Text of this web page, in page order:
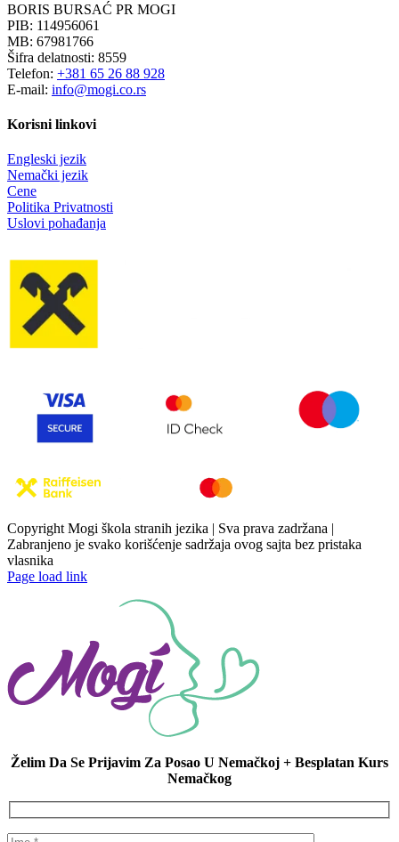
BORIS BURSAĆ PR MOGI
PIB: 114956061
MB: 67981766
Šifra delatnosti: 8559
Telefon: +381 65 26 88 928
E-mail: info@mogi.co.rs
Korisni linkovi
Engleski jezik
Nemački jezik
Cene
Politika Privatnosti
Uslovi pohađanja
Copyright Mogi škola stranih jezika | Sva prava zadržana |
Zabranjeno je svako korišćenje sadržaja ovog sajta bez pristaka
vlasnika
Page load link
Želim Da Se Prijavim Za Posao U Nemačkoj + Besplatan Kurs
Nemačkog